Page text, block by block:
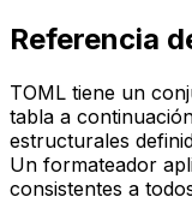
Referencia
TOML tiene un
tabla a
estructurales
Un formateador
consistentes a